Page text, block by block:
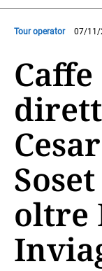
Tour operator 07/11/
Soset
oltre